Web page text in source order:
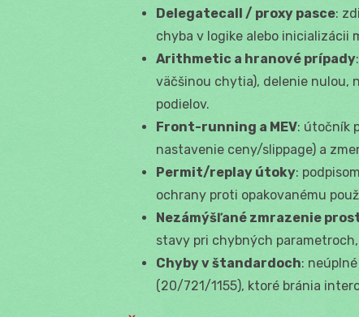
Delegatecall / proxy pasce:
chyba v logike alebo inicializácii
Arithmetic a hranové prípady
väčšinou chytia), delenie nulou,
podielov.
Front-running a MEV: útočník
nastavenie ceny/slippage) a
Permit/replay útoky:
ochrany proti opakovanému
Nezámýšľané zmrazenie
stavy pri chybných
Chyby v štandardoch:
(20/721/1155), ktoré bránia